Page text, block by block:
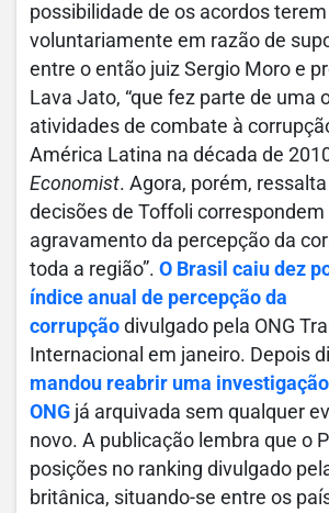
possibilidade de os acordos
voluntariamente em razão de
entre o então juiz Sergio Moro e
Lava Jato, “que fez parte de uma
atividades de combate à
América Latina na década de
Economist. Agora, porém,
decisões de Toffoli correspondem
agravamento da percepção da
toda a região”. O Brasil caiu dez
índice anual de percepção da
corrupção divulgado pela ONG
Internacional em janeiro. Depois
mandou reabrir uma
ONG já arquivada sem qualquer
novo. A publicação lembra que o
posições no ranking divulgado
britânica, situando-se entre os